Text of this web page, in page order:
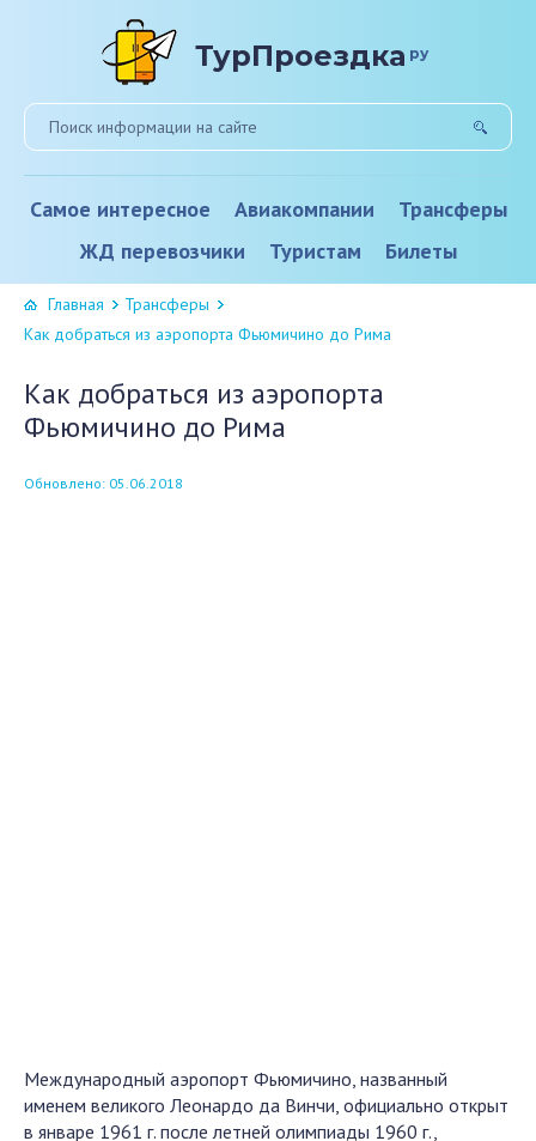
ТурПроездка ру
Самое интересное Авиакомпании
Трансферы
ЖД перевозчики
Туристам Билеты
Главная
Трансферы
Как добраться из аэропорта Фьюмичино до Рима
Как добраться из аэропорта
Фьюмичино до Рима
Обновлено: 05.06.2018
Международный аэропорт Фьюмичино, названный
именем великого Леонардо да Винчи, официально открыт
в январе 1961 г. после летней олимпиады 1960 г.,